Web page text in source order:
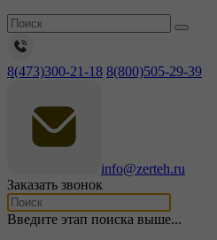
8(473)300-21-18 8(800)505-29-39
info@zerteh.ru
Заказать звонок
Введите этап поиска выше...